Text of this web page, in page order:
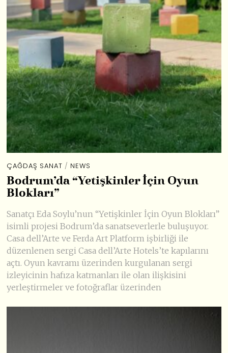
ÇAĞDAŞ SANAT / NEWS
Bodrum’da “Yetişkinler İçin Oyun
Blokları”
Sanatçı Eda Soylu’nun “Yetişkinler İçin Oyun Blokları”
isimli projesi Bodrum’da sanatseverlerle buluşuyor.
Casa dell’Arte ve Ferda Art Platform işbirliği ile
düzenlenen sergi Casa dell’Arte Hotels’te kapılarını
açtı. Oyun kavramı üzerinden kurgulanan sergi
izleyicinin hafıza katmanları ile olan ilişkisini
yerleştirmeler ve fotoğraflar üzerinden